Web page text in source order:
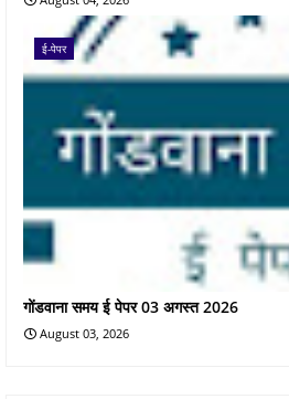
ई-पेपर
गोंडवाना समय ई पेपर 03 अगस्त 2026
August 03, 2026